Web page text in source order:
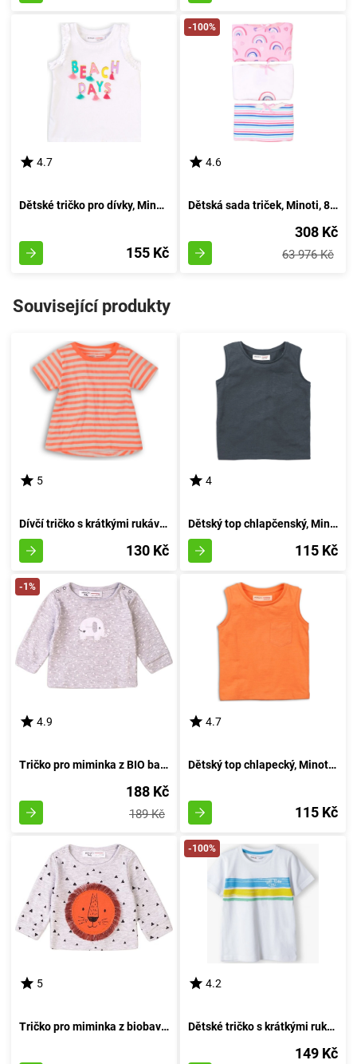
4.7
Dětské tričko pro dívky, Minoti, Paradise 5, bílé - velikost 86/92 | 18-24 měsíců
155 Kč
-100%
4.6
Dětská sada triček, Minoti, 8G NICKS 21, pro holčičku - velikost 92/98 | vhodné pro věk 2-3 let
308 Kč
63 976 Kč
Související produkty
5
Dívčí tričko s krátkými rukávy, od značky Minoti, model 2SLUBT18, v odstínu oranžové, velikost 152/158 | pro věk 12/13 let
130 Kč
4
Dětský top chlapčenský, Minoti, 1VEST 5, šedý - velikost 152/158 | pro věk 12/13 let
115 Kč
-1%
4.9
Tričko pro miminka z BIO bavlny, značky Minoti, model Dream 1, barva šedá - velikost 74/80 | vhodné pro věk 9-12 měsíců
188 Kč
189 Kč
4.7
Dětský top chlapecký, Minoti, 1VEST 6, oranžový - velikost 152/158 | pro věk 12/13 let
115 Kč
5
Tričko pro miminka z biobavlny, Minoti, Simba 1, šedivé - velikost 74/80 | 9-12 měsíců
-100%
4.2
Dětské tričko s krátkými rukávy, Minoti, velikost 13tee 34, chlapec - 98/104 | 3/4 roky
149 Kč